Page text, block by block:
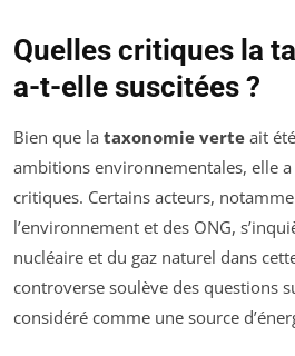
Quelles critiques la
a-t-elle suscitées ?
Bien que la taxonomie verte ait
ambitions environnementales, elle
critiques. Certains acteurs,
l’environnement et des ONG,
nucléaire et du gaz naturel dans
controverse soulève des questions
considéré comme une source